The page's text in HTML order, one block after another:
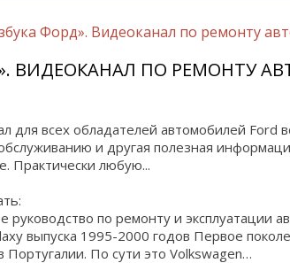
Форд». Видеоканал по ремонту
ВИДЕОКАНАЛ ПО РЕМОНТУ
для всех обладателей автомобилей Ford
и другая полезная
Практически любую...
руководство по ремонту и эксплуатации
выпуска 1995-2000 годов Первое
Португалии. По сути это Volkswagen…